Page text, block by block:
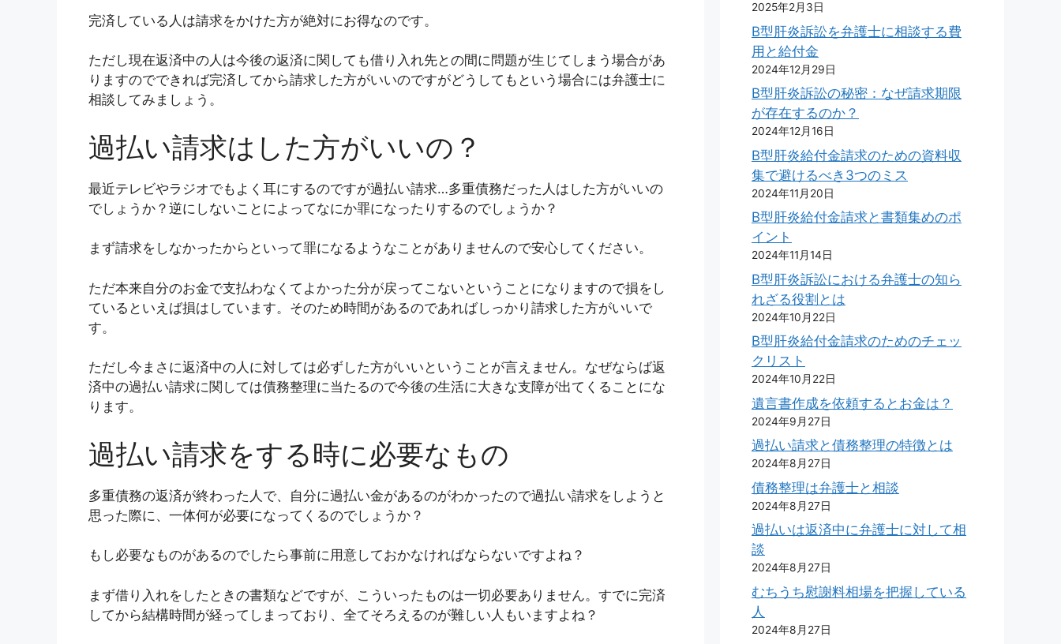
完済している人は請求をかけた方が絶対にお得なのです。
ただし現在返済中の人は今後の返済に関しても借り入れ先との間に問題が生じてしまう場合があ
りますのでできれば完済してから請求した方がいいのですがどうしてもという場合には弁護士に
相談してみましょう。
過払い請求はした方がいいの？
最近テレビやラジオでもよく耳にするのですが過払い請求…多重債務だった人はした方がいいの
でしょうか？逆にしないことによってなにか罪になったりするのでしょうか？
まず請求をしなかったからといって罪になるようなことがありませんので安心してください。
ただ本来自分のお金で支払わなくてよかった分が戻ってこないということになりますので損をし
ているといえば損はしています。そのため時間があるのであればしっかり請求した方がいいで
す。
ただし今まさに返済中の人に対しては必ずした方がいいということが言えません。なぜならば返
済中の過払い請求に関しては債務整理に当たるので今後の生活に大きな支障が出てくることにな
ります。
過払い請求をする時に必要なもの
多重債務の返済が終わった人で、自分に過払い金があるのがわかったので過払い請求をしようと
思った際に、一体何が必要になってくるのでしょうか？
もし必要なものがあるのでしたら事前に用意しておかなければならないですよね？
まず借り入れをしたときの書類などですが、こういったものは一切必要ありません。すでに完済
してから結構時間が経ってしまっており、全てそろえるのが難しい人もいますよね？
2025年2月3日
B型肝炎訴訟を弁護士に相談する費
用と給付金
2024年12月29日
B型肝炎訴訟の秘密：なぜ請求期限
が存在するのか？
2024年12月16日
B型肝炎給付金請求のための資料収
集で避けるべき3つのミス
2024年11月20日
B型肝炎給付金請求と書類集めのポ
イント
2024年11月14日
B型肝炎訴訟における弁護士の知ら
れざる役割とは
2024年10月22日
B型肝炎給付金請求のためのチェッ
クリスト
2024年10月22日
遺言書作成を依頼するとお金は？
2024年9月27日
過払い請求と債務整理の特徴とは
2024年8月27日
債務整理は弁護士と相談
2024年8月27日
過払いは返済中に弁護士に対して相
談
2024年8月27日
むちうち慰謝料相場を把握している
人
2024年8月27日